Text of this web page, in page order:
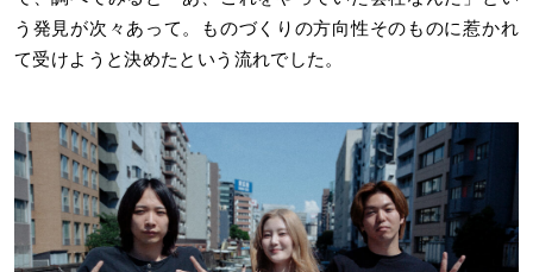
う発見が次々あって。ものづくりの方向性そのものに惹かれ
て受けようと決めたという流れでした。